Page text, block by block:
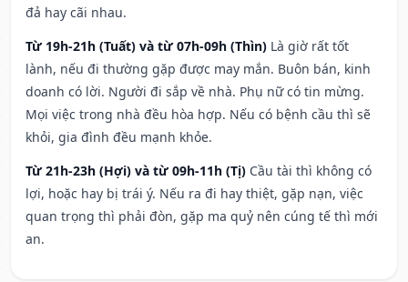
đả hay cãi nhau.
Từ 19h-21h (Tuất) và từ 07h-09h (Thìn) Là giờ rất tốt
lành, nếu đi thường gặp được may mắn. Buôn bán, kinh
doanh có lời. Người đi sắp về nhà. Phụ nữ có tin mừng.
Mọi việc trong nhà đều hòa hợp. Nếu có bệnh cầu thì sẽ
khỏi, gia đình đều mạnh khỏe.
Từ 21h-23h (Hợi) và từ 09h-11h (Tị) Cầu tài thì không có
lợi, hoặc hay bị trái ý. Nếu ra đi hay thiệt, gặp nạn, việc
quan trọng thì phải đòn, gặp ma quỷ nên cúng tế thì mới
an.